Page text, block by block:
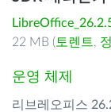
22 MB ( 토렌트,
운영 체제
리브레오피스